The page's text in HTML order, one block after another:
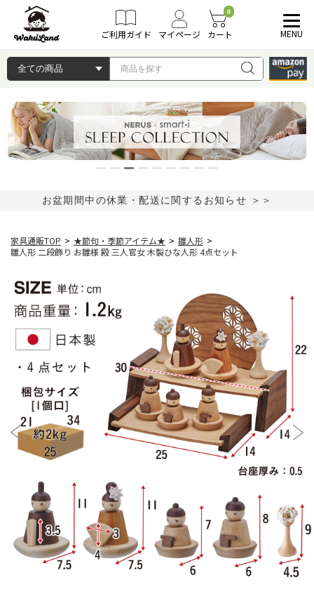
ご利用ガイド マイページ
0
カート MENU
お盆期間中の休業・配送に関するお知らせ ＞＞
家具通販TOP > ★節句・季節アイテム★ > 雛人形 >
雛人形 二段飾り お雛様 殿 三人官女 木製ひな人形 4点セット